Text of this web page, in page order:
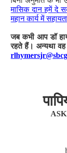
मासिक दान हमें दे
महान कार्य में
जब कभी आप डॉ
रहते हैं। अन्यथा वह